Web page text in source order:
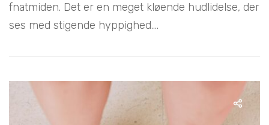
fnatmiden. Det er en meget kløende hudlidelse, der
ses med stigende hyppighed....